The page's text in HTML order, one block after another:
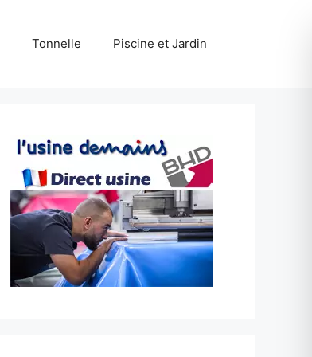
Tonnelle Piscine et Jardin